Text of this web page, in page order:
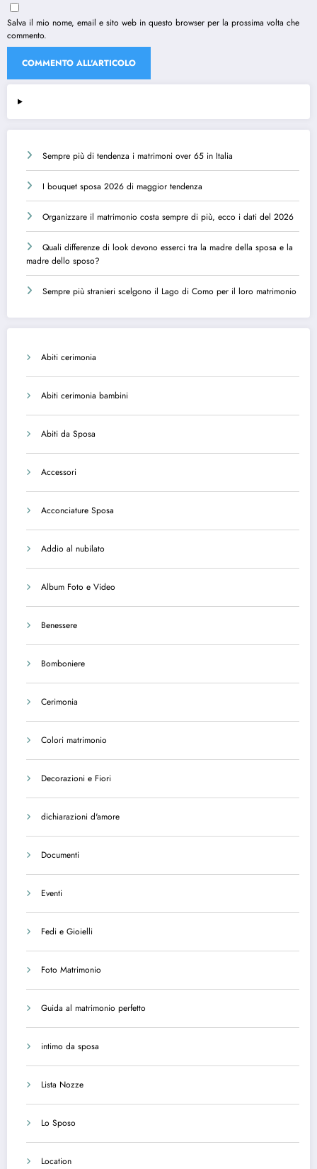
Salva il mio nome, email e sito web in questo browser per la prossima volta che
commento.
Sempre più di tendenza i matrimoni over 65 in Italia
I bouquet sposa 2026 di maggior tendenza
Organizzare il matrimonio costa sempre di più, ecco i dati del 2026
Quali differenze di look devono esserci tra la madre della sposa e la
madre dello sposo?
Sempre più stranieri scelgono il Lago di Como per il loro matrimonio
Abiti cerimonia
Abiti cerimonia bambini
Abiti da Sposa
Accessori
Acconciature Sposa
Addio al nubilato
Album Foto e Video
Benessere
Bomboniere
Cerimonia
Colori matrimonio
Decorazioni e Fiori
dichiarazioni d'amore
Documenti
Eventi
Fedi e Gioielli
Foto Matrimonio
Guida al matrimonio perfetto
intimo da sposa
Lista Nozze
Lo Sposo
Location